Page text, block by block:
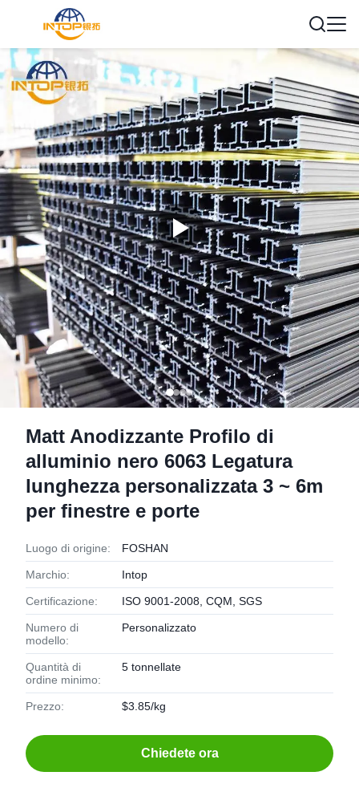
Matt Anodizzante Profilo di
alluminio nero 6063 Legatura
lunghezza personalizzata 3 ~ 6m
per finestre e porte
Luogo di origine: FOSHAN
Marchio: Intop
Certificazione: ISO 9001-2008, CQM, SGS
Numero di
modello:
Personalizzato
Quantità di
ordine minimo:
5 tonnellate
Prezzo: $3.85/kg
Chiedete ora